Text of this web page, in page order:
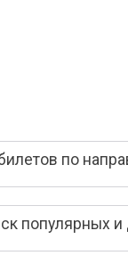
по
популярных